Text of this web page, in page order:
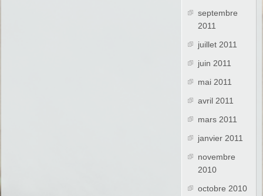
septembre
2011
juillet 2011
juin 2011
mai 2011
avril 2011
mars 2011
janvier 2011
novembre
2010
octobre 2010